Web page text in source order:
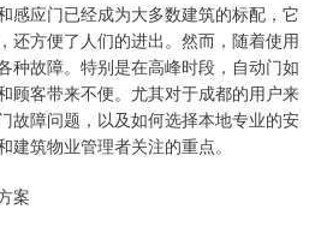
感应门已经成为大多数建筑的标配，它
还方便了人们的进出。然而，随着使用
种故障。特别是在高峰时段，自动门如
顾客带来不便。尤其对于成都的用户来
故障问题，以及如何选择本地专业的安
筑物业管理者关注的重点。
案